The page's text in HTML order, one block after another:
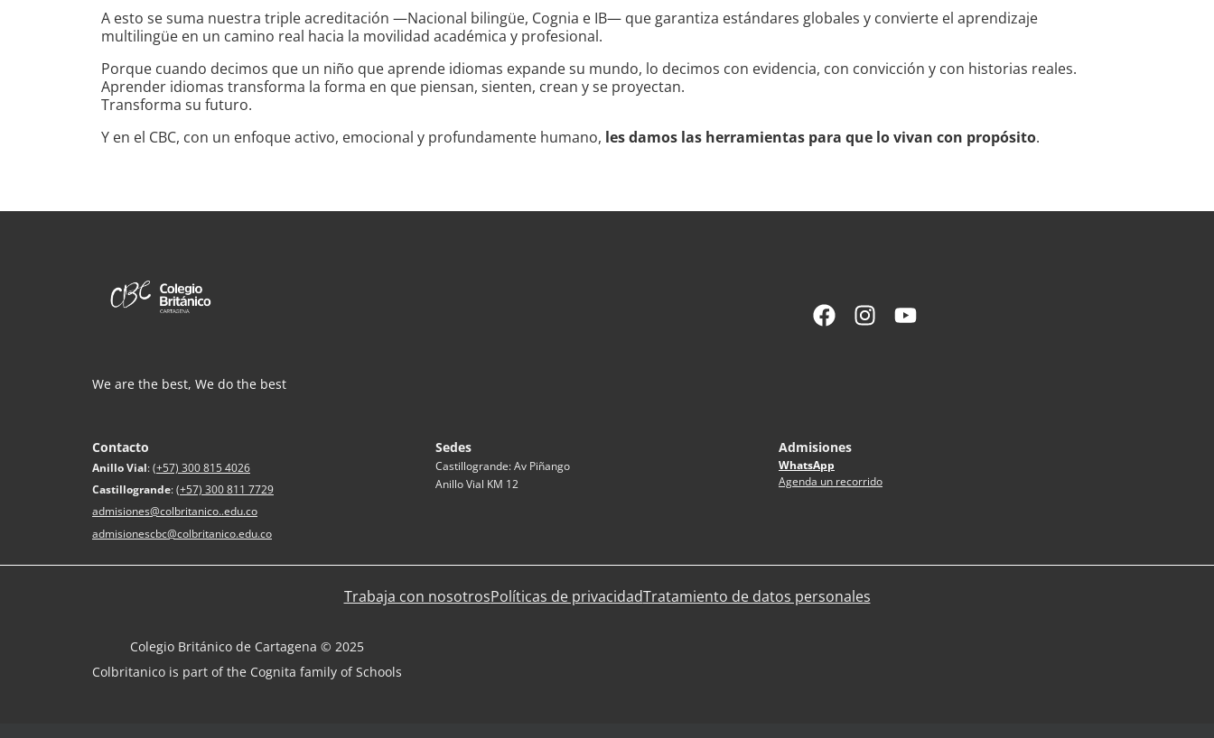
A esto se suma nuestra triple acreditación —Nacional bilingüe, Cognia e IB— que garantiza estándares globales y convierte el aprendizaje
multilingüe en un camino real hacia la movilidad académica y profesional.
Porque cuando decimos que un niño que aprende idiomas expande su mundo, lo decimos con evidencia, con convicción y con historias reales.
Aprender idiomas transforma la forma en que piensan, sienten, crean y se proyectan.
Transforma su futuro.
Y en el CBC, con un enfoque activo, emocional y profundamente humano, les damos las herramientas para que lo vivan con propósito.
We are the best, We do the best
Contacto
Anillo Vial:(+57) 300 815 4026
Castillogrande:(+57) 300 811 7729
admisiones@colbritanico..edu.co
admisionescbc@colbritanico.edu.co
Sedes
Castillogrande: Av Piñango
Anillo Vial KM 12
Admisiones
WhatsApp
Agenda un recorrido
Trabaja con nosotrosPolíticas de privacidadTratamiento de datos personales
Colegio Británico de Cartagena © 2025
Colbritanico is part of the Cognita family of Schools